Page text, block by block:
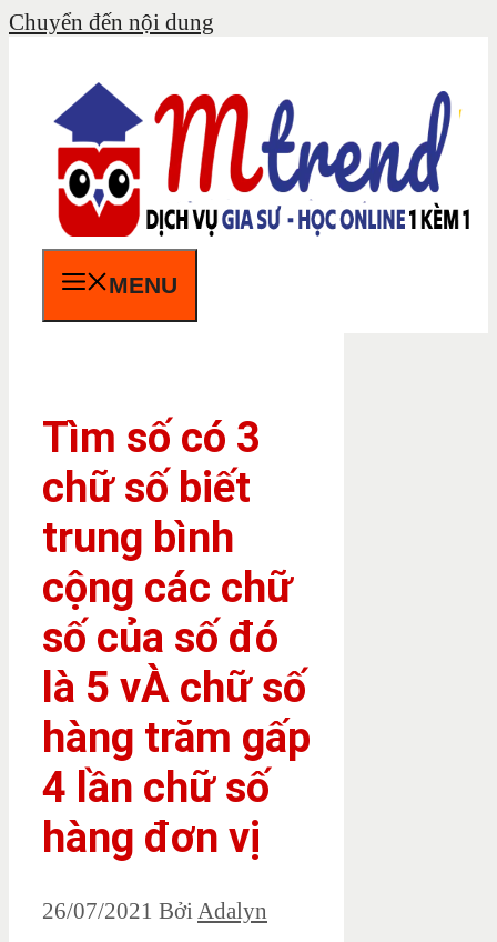
Chuyển đến nội dung
MENU
Tìm số có 3
chữ số biết
trung bình
cộng các chữ
số của số đó
là 5 vÀ chữ số
hàng trăm gấp
4 lần chữ số
hàng đơn vị
26/07/2021 BởiAdalyn